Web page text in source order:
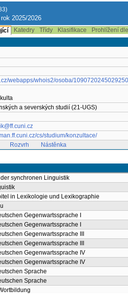
2025/2026
Katedry Třídy Klasifikace Prohlížení
webapps/whois2/osoba/1090720245029250
a severských studií (21-UGS)
cs/studium/konzultace/
Rozvrh Nástěnka
synchronen Linguistik
in Lexikologie und Lexikographie
Gegenwartssprache I
Gegenwartssprache I
Gegenwartssprache III
Gegenwartssprache III
Gegenwartssprache IV
Gegenwartssprache IV
Sprache
Sprache